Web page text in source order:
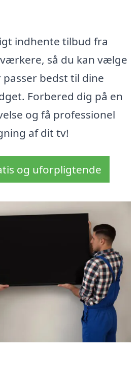
indhente tilbud fra
så du kan vælge
bedst til dine
Forbered dig på en
og få professionel
af dit tv!
og uforpligtende